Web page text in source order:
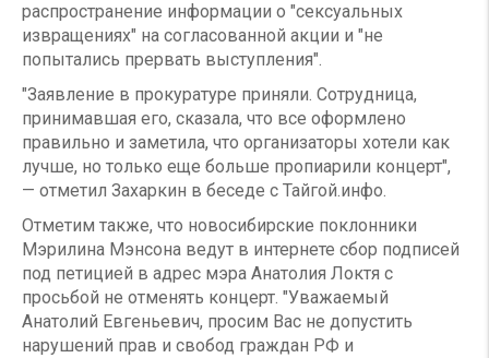
распространение информации о "сексуальных
извращениях" на согласованной акции и "не
попытались прервать выступления".
"Заявление в прокуратуре приняли. Сотрудница,
принимавшая его, сказала, что все оформлено
правильно и заметила, что организаторы хотели как
лучше, но только еще больше пропиарили концерт",
— отметил Захаркин в беседе с Тайгой.инфо.
Отметим также, что новосибирские поклонники
Мэрилина Мэнсона ведут в интернете сбор подписей
под петицией в адрес мэра Анатолия Локтя с
просьбой не отменять концерт. "Уважаемый
Анатолий Евгеньевич, просим Вас не допустить
нарушений прав и свобод граждан РФ и